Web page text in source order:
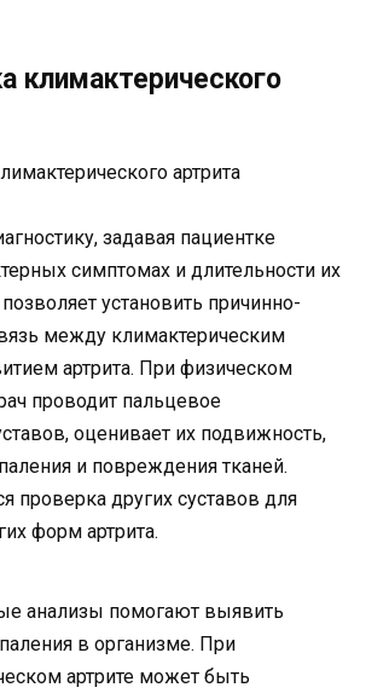
климактерического
задавая пациентке
симптомах и длительности их
установить причинно-
между климактерическим
артрита. При физическом
проводит пальцевое
оценивает их подвижность,
и повреждения тканей.
проверка других суставов для
форм артрита.
анализы помогают выявить
в организме. При
артрите может быть